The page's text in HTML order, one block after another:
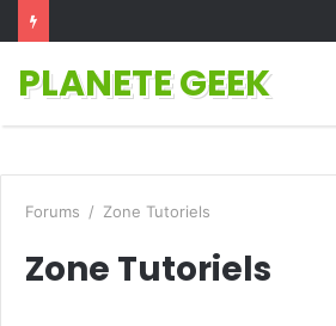
PLANETE GEEK
Forums / Zone Tutoriels
Zone Tutoriels